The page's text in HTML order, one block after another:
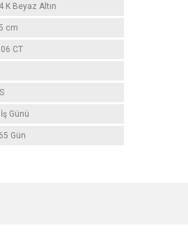
K Beyaz Altın
cm
CT
Günü
Gün